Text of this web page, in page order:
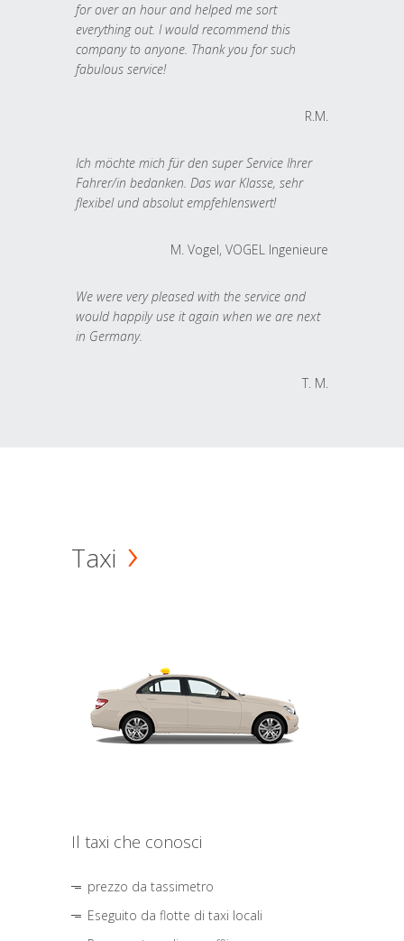
for over an hour and helped me sort
everything out. I would recommend this
company to anyone. Thank you for such
fabulous service!
R.M.
Ich möchte mich für den super Service Ihrer
Fahrer/in bedanken. Das war Klasse, sehr
flexibel und absolut empfehlenswert!
M. Vogel, VOGEL Ingenieure
We were very pleased with the service and
would happily use it again when we are next
in Germany.
T. M.
Taxi
Il taxi che conosci
prezzo da tassimetro
Eseguito da flotte di taxi locali